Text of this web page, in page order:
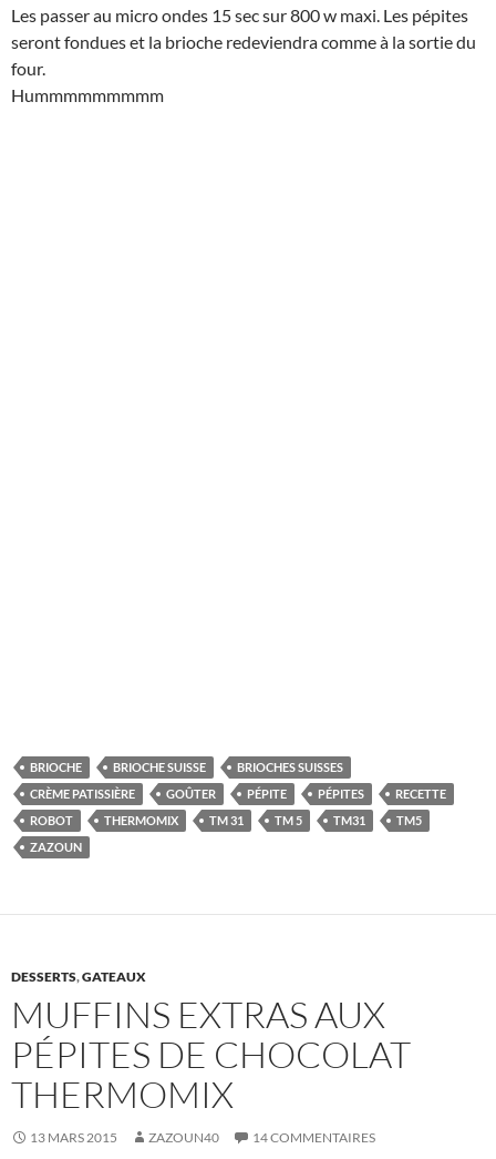
Les passer au micro ondes 15 sec sur 800 w maxi. Les pépites
seront fondues et la brioche redeviendra comme à la sortie du
four.
Hummmmmmmmm
BRIOCHE BRIOCHE SUISSE
BRIOCHES SUISSES
CRÈME PATISSIÈRE
GOÛTER PÉPITE PÉPITES
RECETTE
ROBOT
THERMOMIX TM 31 TM 5 TM31
TM5
ZAZOUN
DESSERTS,GATEAUX
MUFFINS EXTRAS AUX
PÉPITES DE CHOCOLAT
THERMOMIX
13 MARS 2015 ZAZOUN40 14 COMMENTAIRES